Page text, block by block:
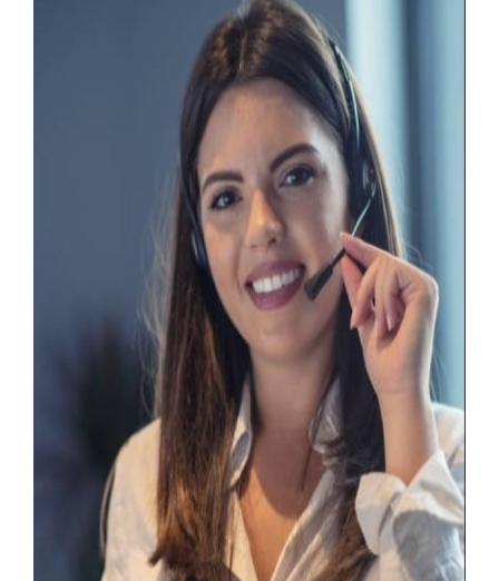
يمكنك تسوق أبواب WPC عالية الجودة من مصنع قناديل،
الذي يوفر خدمات التوصيل إلى جميع المدن السعودية مثل
جدة، الرياض، الدمام، وجازان.
مصنع قناديل ابواب wpc
في السعودية. يوفر المصنع منتجات عالية الجودة بأسعار
تنافسية وخدمات توصيل ممتازة.
جدة، الرياض، الدمام، جازان، أبها، خميس مشيط، نجران،
عسير، محايل عسير، بيشة، الأحساء
مصنع قناديل ابواب wpc
صور أبواب WPC
أبواب WPC في السعودية